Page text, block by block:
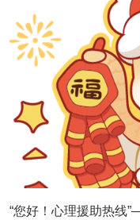
“您好！心理援助热线